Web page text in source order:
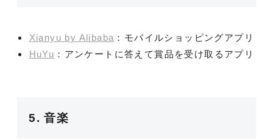
Xianyu by Alibaba ：モバイルショッピングアプリ
HuYu ：アンケートに答えて賞品を受け取るアプリ
5. 音楽